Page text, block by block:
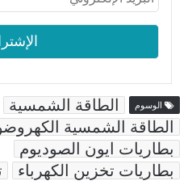
الوسوم
الطاقة الشمسية
الطاقة الشمسية
بطاريات ايون الصوديوم
بطاريات تخزين الكهرباء